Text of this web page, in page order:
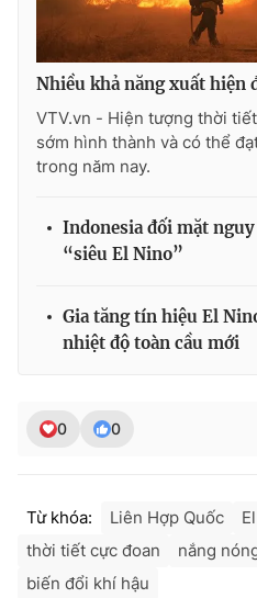
Nhiều khả năng xuất hiện
VTV.vn - Hiện tượng thời
sớm hình thành và có thể
trong năm nay.
Indonesia đối mặt
“siêu El Nino”
Gia tăng tín hiệu El
nhiệt độ toàn cầu mới
0 0
Từ khóa: Liên Hợp Quốc
thời tiết cực đoan
nắng
biến đổi khí hậu